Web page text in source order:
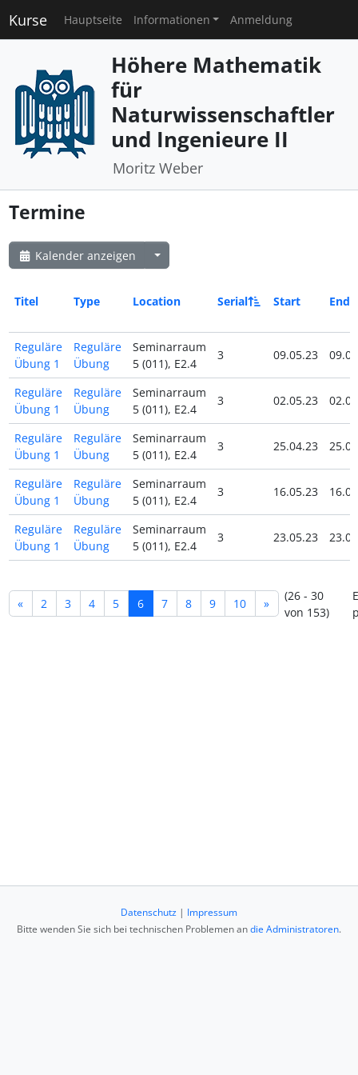
Kurse Hauptseite Informationen Anmeldung
Höhere Mathematik
für
Naturwissenschaftler
und Ingenieure II
Moritz Weber
Termine
Kalender anzeigen
Titel Type Location Serial Start End
Reguläre
Übung 1
Reguläre
Übung
Seminarraum
5 (011), E2.4
3 09.05.23
Reguläre
Übung 1
Reguläre
Übung
Seminarraum
5 (011), E2.4
3 02.05.23
Reguläre
Übung 1
Reguläre
Übung
Seminarraum
5 (011), E2.4
3 25.04.23
Reguläre
Übung 1
Reguläre
Übung
Seminarraum
5 (011), E2.4
3 16.05.23
Reguläre
Übung 1
Reguläre
Übung
Seminarraum
5 (011), E2.4
3 23.05.23
« 2 3 4 5 6 7 8 9 10 »
(26 - 30
von 153)
Datenschutz | Impressum
Bitte wenden Sie sich bei technischen Problemen andie Administratoren.